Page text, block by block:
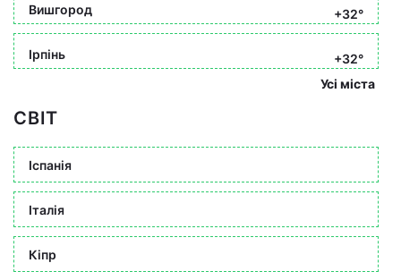
Вишгород +32°
Ірпінь
+32°
Усі міста
СВІТ
Іспанія
Італія
Кіпр